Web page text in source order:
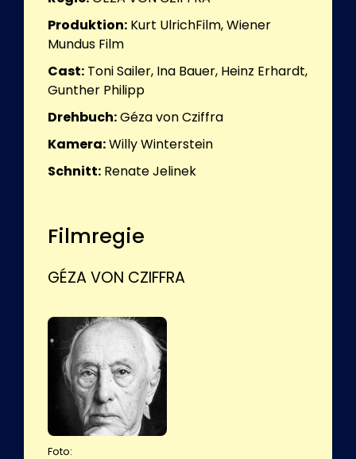
Produktion: Kurt UlrichFilm, Wiener
Mundus Film
Cast: Toni Sailer, Ina Bauer, Heinz Erhardt,
Gunther Philipp
Drehbuch:Géza von Cziffra
Kamera:Willy Winterstein
Schnitt: Renate Jelinek
Filmregie
GÉZA VON CZIFFRA
Foto: